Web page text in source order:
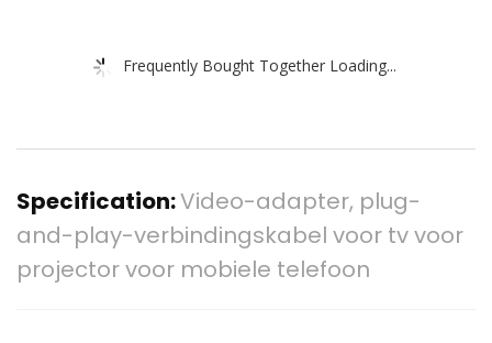
Frequently Bought Together Loading...
Specification:Video-adapter, plug-
and-play-verbindingskabel voor tv voor
projector voor mobiele telefoon